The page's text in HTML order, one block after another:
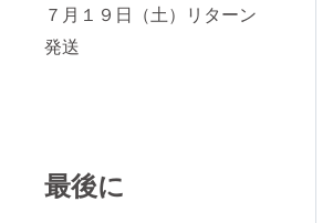
７月１９日（土）リターン
発送
最後に